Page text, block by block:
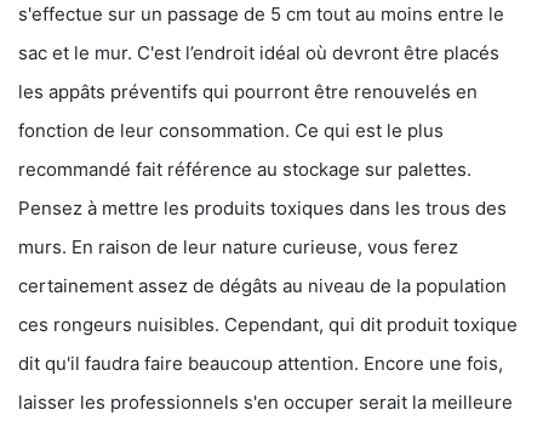
s'effectue sur un passage de 5 cm tout au moins entre le
sac et le mur. C'est l’endroit idéal où devront être placés
les appâts préventifs qui pourront être renouvelés en
fonction de leur consommation. Ce qui est le plus
recommandé fait référence au stockage sur palettes.
Pensez à mettre les produits toxiques dans les trous des
murs. En raison de leur nature curieuse, vous ferez
certainement assez de dégâts au niveau de la population
ces rongeurs nuisibles. Cependant, qui dit produit toxique
dit qu'il faudra faire beaucoup attention. Encore une fois,
laisser les professionnels s'en occuper serait la meilleure